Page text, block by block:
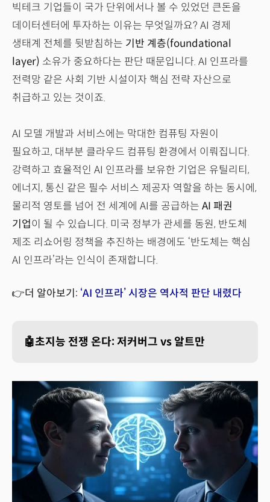
빅테크 기업들이 국가 단위에서나 볼 수 있었던 큰돈을
데이터센터에 투자하는 이유는 무엇일까요? AI 경제
생태계 전체를 뒷받침하는 기반 계층(foundational
layer) 소유가 중요하다는 판단 때문입니다. AI 인프라를
전력망 같은 사회 기반 시설이자 핵심 전략 자산으로
취급하고 있는 것이죠.
AI 모델 개발과 서비스에는 막대한 컴퓨팅 자원이
필요하고, 대부분 클라우드 컴퓨팅 환경에서 이뤄집니다.
강력하고 효율적인 AI 인프라를 보유한 기업은 유틸리티,
에너지, 통신 같은 필수 서비스 제공자 역할을 하는 동시에,
물리적 영토를 넘어 전 세계에 AI를 공급하는 AI 패권
기업이 될 수 있습니다. 미국 정부가 관세를 동원, 반도체
제조 리쇼어링 정책을 추진하는 배경에도 ‘반도체는 핵심
AI 인프라’라는 인식이 존재합니다.
👉더 알아보기: ‘AI 인프라’ 시장은 역사적 판단 내렸다
🤖초지능 전쟁 온다: 저커버그 vs 알트만